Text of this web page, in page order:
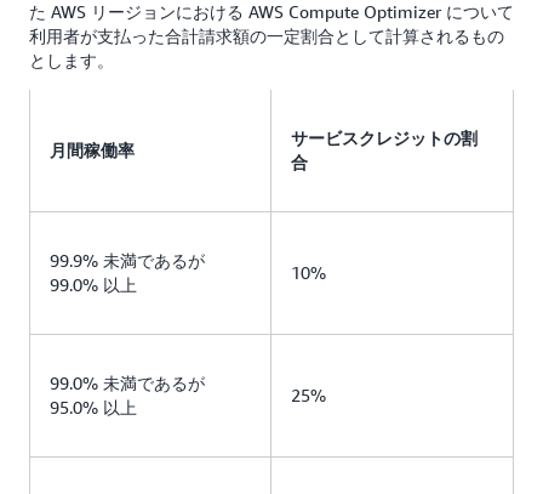
た AWS リージョンにおける AWS Compute Optimizer について
利用者が支払った合計請求額の一定割合として計算されるもの
とします。
月間稼働率
サービスクレジットの割
合
99.9% 未満であるが
99.0% 以上
10%
99.0% 未満であるが
95.0% 以上
25%